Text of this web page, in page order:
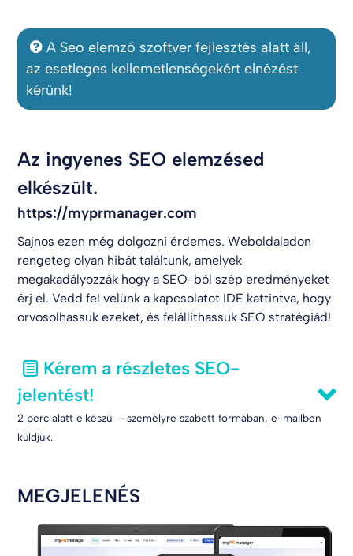
A Seo elemző szoftver fejlesztés alatt áll,
az esetleges kellemetlenségekért elnézést
kérünk!
Az ingyenes SEO elemzésed
elkészült.
https://myprmanager.com
Sajnos ezen még dolgozni érdemes. Weboldaladon
rengeteg olyan hibát találtunk, amelyek
megakadályozzák hogy a SEO-ból szép eredményeket
érj el. Vedd fel velünk a kapcsolatot IDE kattintva, hogy
orvosolhassuk ezeket, és felállíthassuk SEO stratégiád!
Kérem a részletes SEO-
jelentést!
2 perc alatt elkészül – személyre szabott formában, e-mailben
küldjük.
MEGJELENÉS